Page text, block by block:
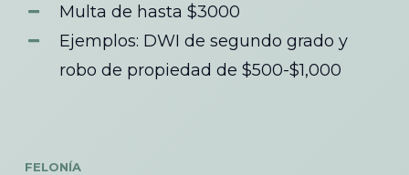
Multa de hasta $3000
Ejemplos: DWI de segundo grado y
robo de propiedad de $500-$1,000
FELONÍA